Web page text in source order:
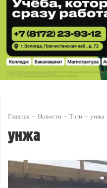
Главная Новости Тэги унжа
унжа